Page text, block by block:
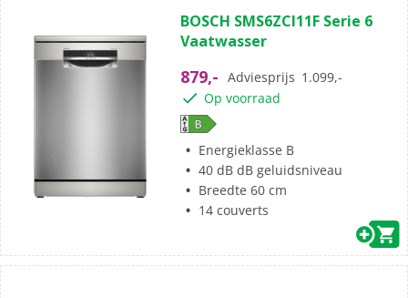
BOSCH SMS6ZCI11F Serie 6
Vaatwasser
879,- Adviesprijs 1.099,-
Op voorraad
Energieklasse B
40 dB dB geluidsniveau
Breedte 60 cm
14 couverts